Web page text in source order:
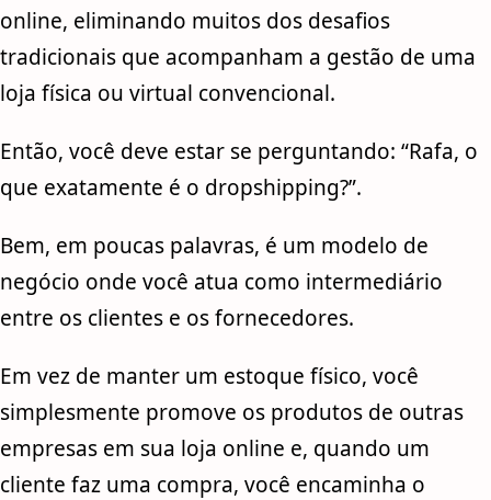
online, eliminando muitos dos desafios
tradicionais que acompanham a gestão de uma
loja física ou virtual convencional.
Então, você deve estar se perguntando: “Rafa, o
que exatamente é o dropshipping?”.
Bem, em poucas palavras, é um modelo de
negócio onde você atua como intermediário
entre os clientes e os fornecedores.
Em vez de manter um estoque físico, você
simplesmente promove os produtos de outras
empresas em sua loja online e, quando um
cliente faz uma compra, você encaminha o